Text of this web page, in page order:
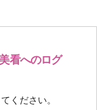
看へのログ
ください。